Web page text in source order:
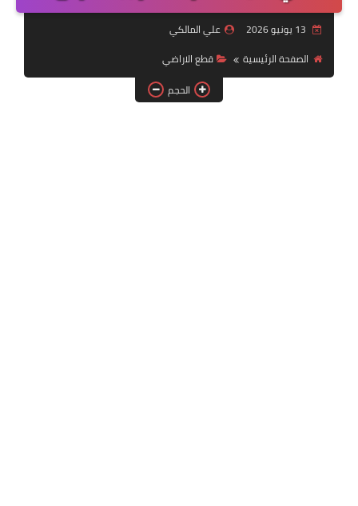
التقنية
وزارة العمل
علي المالكي
الصفحة الرئيسية
قطع الاراضي
الحجم